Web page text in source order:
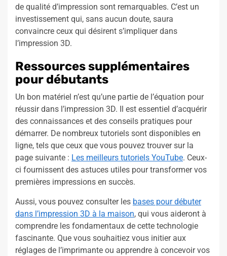
de qualité d’impression sont remarquables. C’est un
investissement qui, sans aucun doute, saura
convaincre ceux qui désirent s’impliquer dans
l’impression 3D.
Ressources supplémentaires
pour débutants
Un bon matériel n’est qu’une partie de l’équation pour
réussir dans l’impression 3D. Il est essentiel d’acquérir
des connaissances et des conseils pratiques pour
démarrer. De nombreux tutoriels sont disponibles en
ligne, tels que ceux que vous pouvez trouver sur la
page suivante : Les meilleurs tutoriels YouTube. Ceux-
ci fournissent des astuces utiles pour transformer vos
premières impressions en succès.
Aussi, vous pouvez consulter les bases pour débuter
dans l’impression 3D à la maison, qui vous aideront à
comprendre les fondamentaux de cette technologie
fascinante. Que vous souhaitiez vous initier aux
réglages de l’imprimante ou apprendre à concevoir vos